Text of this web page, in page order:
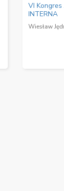
VI
INTERNA
Wiesław